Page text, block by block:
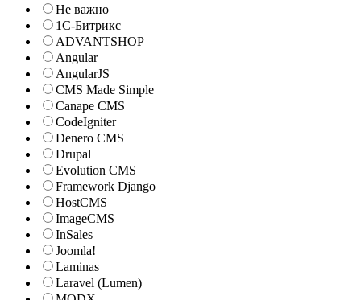
Не важно
1С-Битрикс
ADVANTSHOP
Angular
AngularJS
CMS Made Simple
Canape CMS
CodeIgniter
Denero CMS
Drupal
Evolution CMS
Framework Django
HostCMS
ImageCMS
InSales
Joomla!
Laminas
Laravel (Lumen)